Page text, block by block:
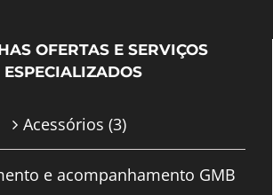
OFERTAS E SERVIÇOS
ESPECIALIZADOS
Acessórios (3)
e acompanhamento GMB